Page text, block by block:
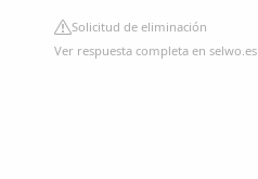
Solicitud de eliminación
Ver respuesta completa en selwo.es